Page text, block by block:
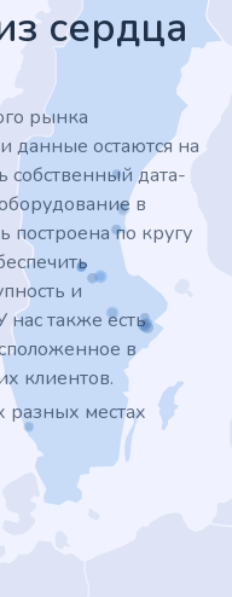
сердца
рынка
остаются на
собственный дата-
в
построена по кругу
и
нас также есть
в
клиентов.
местах